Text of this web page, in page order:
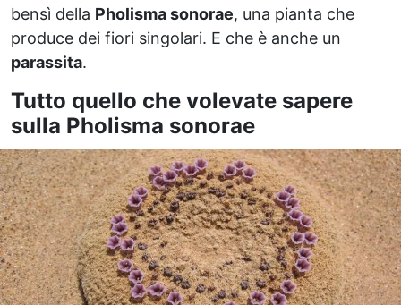
bensì della Pholisma sonorae, una pianta che
produce dei fiori singolari. E che è anche un
parassita.
Tutto quello che volevate sapere
sulla Pholisma sonorae